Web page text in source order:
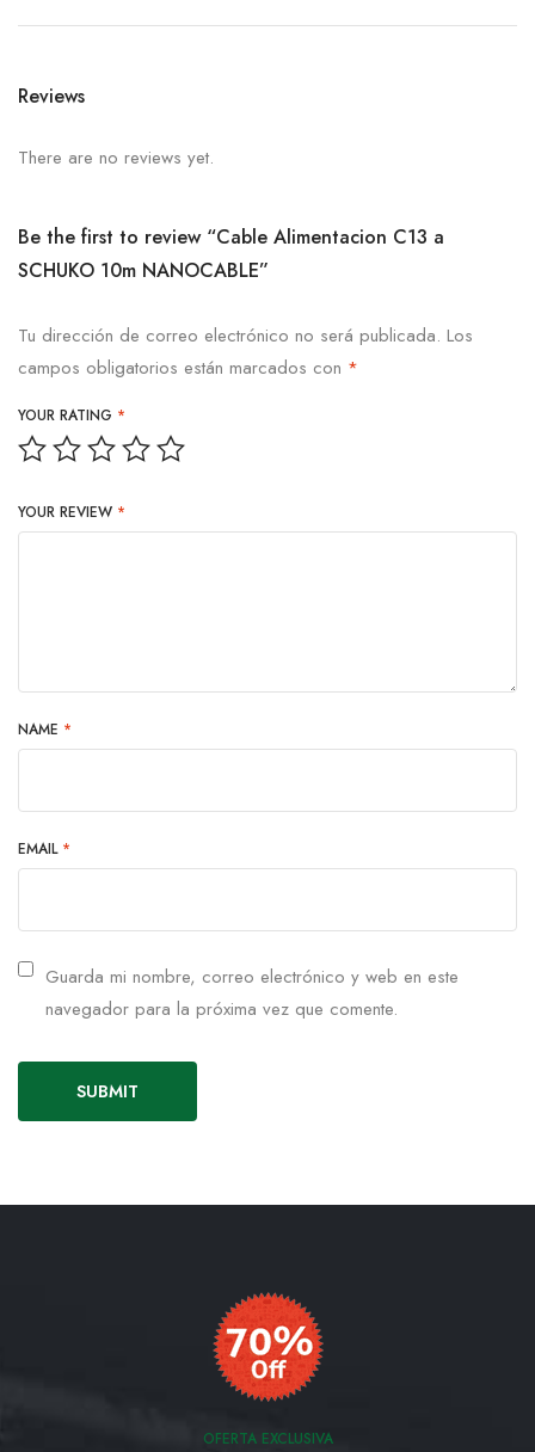
Reviews
There are no reviews yet.
Be the first to review “Cable Alimentacion C13 a
SCHUKO 10m NANOCABLE”
Tu dirección de correo electrónico no será publicada. Los
campos obligatorios están marcados con *
YOUR RATING *
YOUR REVIEW *
NAME *
EMAIL *
Guarda mi nombre, correo electrónico y web en este
navegador para la próxima vez que comente.
OFERTA EXCLUSIVA